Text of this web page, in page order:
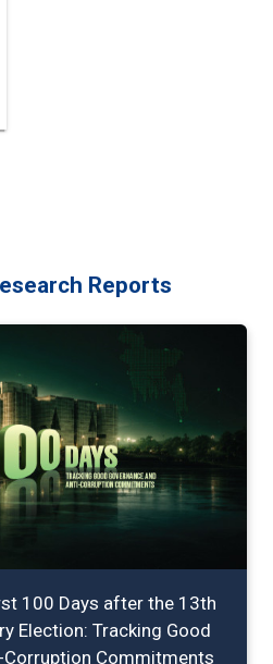
Reports
100 Days after the 13th
Election: Tracking Good
Corruption Commitments